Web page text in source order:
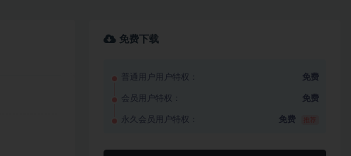
免费下载
普通用户用户特权： 免费
会员用户特权： 免费
永久会员用户特权： 免费